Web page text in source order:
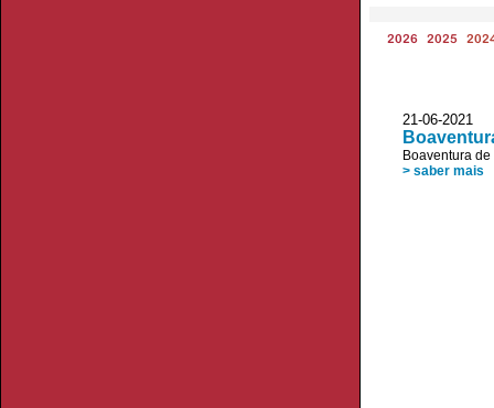
2026 2025
21-06-
Boaventura
> saber mais